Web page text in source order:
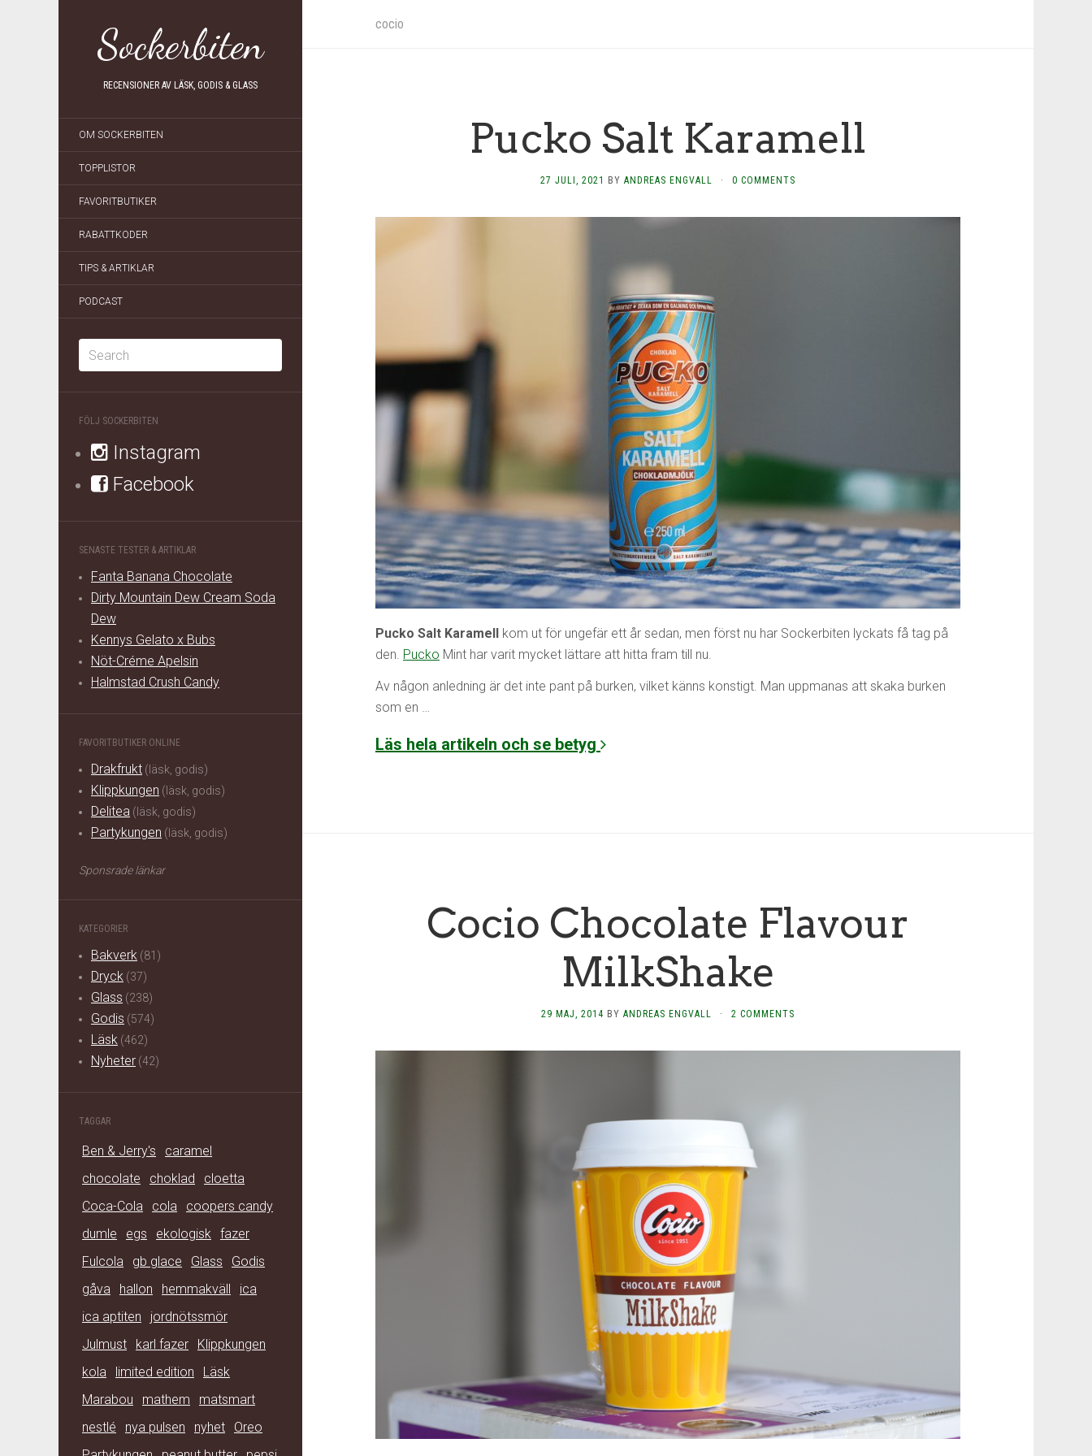
Sockerbiten
RECENSIONER AV LÄSK, GODIS & GLASS
OM SOCKERBITEN
TOPPLISTOR
FAVORITBUTIKER
RABATTKODER
TIPS & ARTIKLAR
PODCAST
FÖLJ SOCKERBITEN
Instagram
Facebook
SENASTE TESTER & ARTIKLAR
Fanta Banana Chocolate
Dirty Mountain Dew Cream Soda
Dew
Kennys Gelato x Bubs
Nöt-Créme Apelsin
Halmstad Crush Candy
FAVORITBUTIKER ONLINE
Drakfrukt (läsk, godis)
Klippkungen (läsk, godis)
Delitea (läsk, godis)
Partykungen (läsk, godis)
Sponsrade länkar
KATEGORIER
Bakverk (81)
Dryck (37)
Glass (238)
Godis (574)
Läsk (462)
Nyheter (42)
TAGGAR
Ben & Jerry's
caramel
chocolate
choklad
cloetta
Coca-Cola
cola
coopers candy
dumle
egs ekologisk fazer
Fulcola
gb glace Glass
Godis
gåva
hallon hemmakväll
ica
ica aptiten
jordnötssmör
Julmust
karl fazer
Klippkungen
kola
limited edition
Läsk
Marabou
mathem
matsmart
nestlé
nya pulsen nyhet
Oreo
cocio
Pucko Salt Karamell
27 JULI, 2021 BY ANDREAS ENGVALL · 0 COMMENTS
Pucko Salt Karamell kom ut för ungefär ett år sedan, men först nu har Sockerbiten lyckats få tag på
den. Pucko Mint har varit mycket lättare att hitta fram till nu.
Av någon anledning är det inte pant på burken, vilket känns konstigt. Man uppmanas att skaka burken
som en …
Läs hela artikeln och se betyg
Cocio Chocolate Flavour
MilkShake
29 MAJ, 2014 BY ANDREAS ENGVALL · 2 COMMENTS